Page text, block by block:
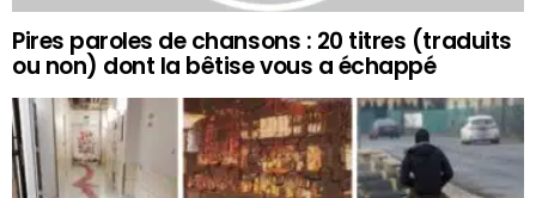
Pires paroles de chansons : 20 titres (traduits
ou non) dont la bêtise vous a échappé